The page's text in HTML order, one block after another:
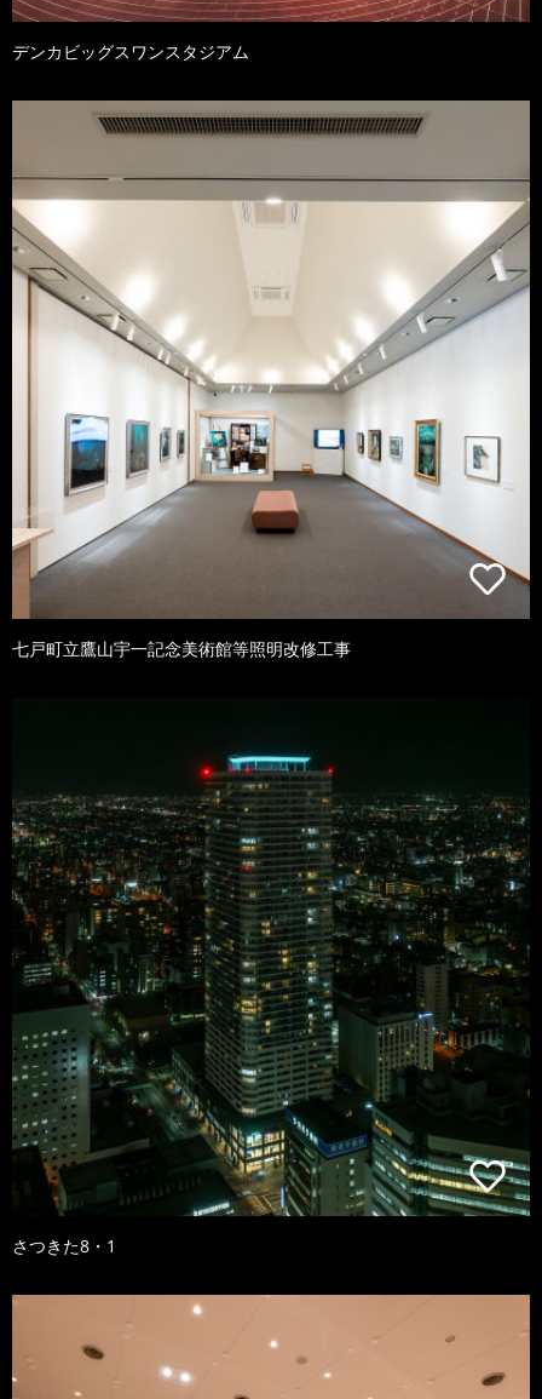
デンカビッグスワンスタジアム
七戸町立鷹山宇一記念美術館等照明改修工事
さつきた8・1